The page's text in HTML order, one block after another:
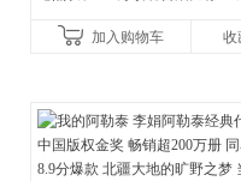
守护你！加入购物车 收